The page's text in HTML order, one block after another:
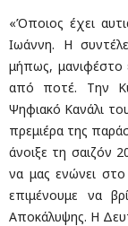
«Όποιος έχει
Ιωάννη. Η
μήπως, μανιφέστο
από ποτέ. Την
Ψηφιακό Κανάλι
πρεμιέρα της
άνοιξε τη σαιζόν
να μας ενώνει
επιμένουμε να
Αποκάλυψης. Η